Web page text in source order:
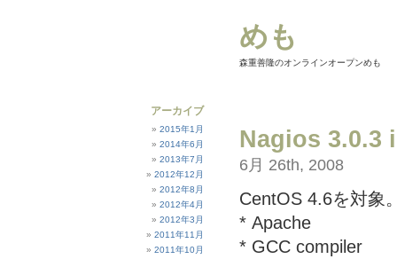
めも
森重善隆のオンラインオープンめも
アーカイブ
2015年1月
2014年6月
2013年7月
2012年12月
2012年8月
2012年4月
2012年3月
2011年11月
2011年10月
Nagios 3.0.3
6月 26th, 2008
CentOS 4.6を対象
* Apache
* GCC compiler